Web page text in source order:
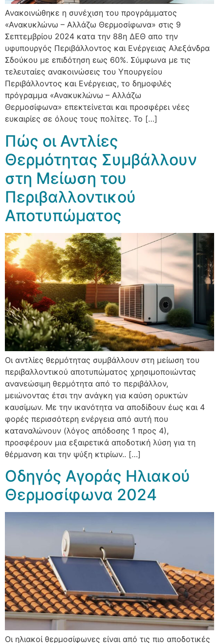
Ανακοινώθηκε η συνέχιση του προγράμματος
«Ανακυκλώνω – Αλλάζω Θερμοσίφωνα» στις 9
Σεπτεμβρίου 2024 κατα την 88η ΔΕΘ απο την
υφυπουργός Περιβάλλοντος και Ενέργειας Αλεξάνδρα
Σδούκου με επιδότηση εως 60%. Σύμφωνα με τις
τελευταίες ανακοινώσεις του Υπουργείου
Περιβάλλοντος και Ενέργειας, το δημοφιλές
πρόγραμμα «Ανακυκλώνω – Αλλάζω
Θερμοσίφωνα» επεκτείνεται και προσφέρει νέες
ευκαιρίες σε όλους τους πολίτες. Το […]
Πώς οι Αντλίες
Θερμότητας Συμβάλλουν
στη Μείωση του
Περιβαλλοντικού
Αποτυπώματος
Οι αντλίες θερμότητας συμβάλλουν στη μείωση του
περιβαλλοντικού αποτυπώματος χρησιμοποιώντας
ανανεώσιμη θερμότητα από το περιβάλλον,
μειώνοντας έτσι την ανάγκη για καύση ορυκτών
καυσίμων. Με την ικανότητα να αποδίδουν έως και 4
φορές περισσότερη ενέργεια από αυτή που
καταναλώνουν (λόγος απόδοσης 1 προς 4),
προσφέρουν μια εξαιρετικά αποδοτική λύση για τη
θέρμανση και την ψύξη κτιρίων.. […]
Οδηγός Αγοράς Ηλιακού
Θερμοσίφωνα 2024
Οι ηλιακοί θερμοσίφωνες είναι από τις πιο αποδοτικές